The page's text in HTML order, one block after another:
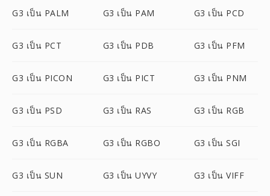
G3 เป็น PALM G3 เป็น PAM G3 เป็น PCD
G3 เป็น PCT G3 เป็น PDB G3 เป็น PFM
G3 เป็น PICON G3 เป็น PICT G3 เป็น PNM
G3 เป็น PSD G3 เป็น RAS G3 เป็น RGB
G3 เป็น RGBA G3 เป็น RGBO G3 เป็น SGI
G3 เป็น SUN G3 เป็น UYVY G3 เป็น VIFF